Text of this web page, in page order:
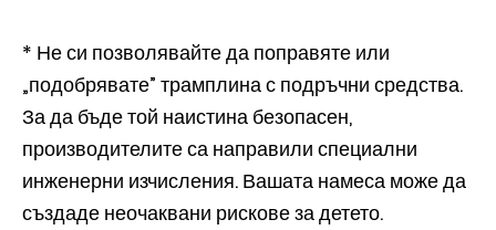
* Не си позволявайте да поправяте или
„подобрявате” трамплина с подръчни средства.
За да бъде той наистина безопасен,
производителите са направили специални
инженерни изчисления. Вашата намеса може да
създаде неочаквани рискове за детето.